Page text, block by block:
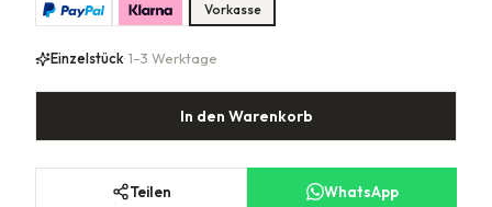
Vorkasse
Einzelstück· 1–3 Werktage
In den Warenkorb
Teilen WhatsApp